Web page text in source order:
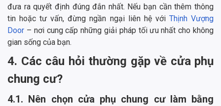
đưa ra quyết định đúng đắn nhất. Nếu bạn cần thêm thông
tin hoặc tư vấn, đừng ngần ngại liên hệ với Thịnh Vượng
Door – nơi cung cấp những giải pháp tối ưu nhất cho không
gian sống của bạn.
4. Các câu hỏi thường gặp về cửa phụ
chung cư?
4.1. Nên chọn cửa phụ chung cư làm bằng